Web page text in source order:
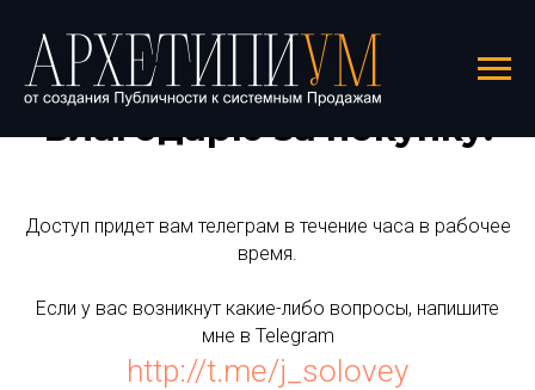
Благодарю за покупку!
Доступ придет вам телеграм в течение часа в рабочее
время.
Если у вас возникнут какие-либо вопросы, напишите
мне в Telegram
http://t.me/j_solovey